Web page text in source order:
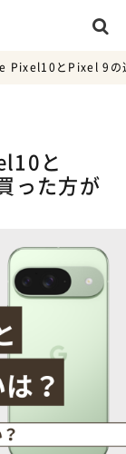
Pixel10とPixel 9の
と
った方が